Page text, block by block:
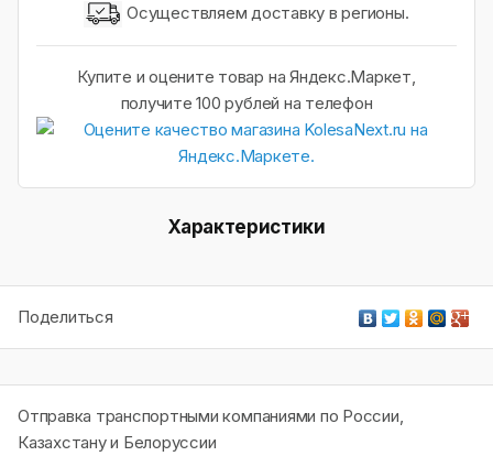
Осуществляем доставку в регионы.
Купите и оцените товар на Яндекс.Маркет,
получите 100 рублей на телефон
Характеристики
Поделиться
Отправка транспортными компаниями по России,
Казахстану и Белоруссии